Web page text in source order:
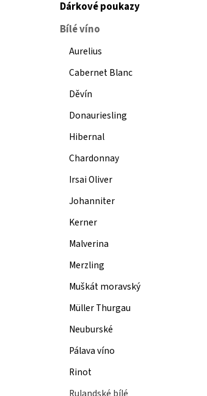
Dárkové poukazy
Bílé víno
Aurelius
Cabernet Blanc
Děvín
Donauriesling
Hibernal
Chardonnay
Irsai Oliver
Johanniter
Kerner
Malverina
Merzling
Muškát moravský
Müller Thurgau
Neuburské
Pálava víno
Rinot